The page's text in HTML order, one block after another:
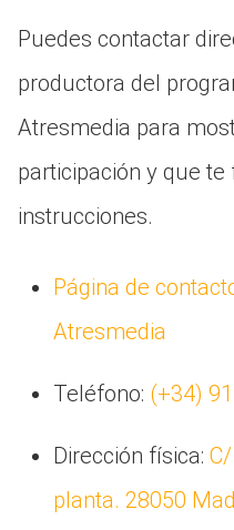
Puedes contactar
productora del
Atresmedia para
participación y que te
instrucciones.
Página de
Atresmedia
Teléfono: (+34)
Dirección física:
planta. 28050